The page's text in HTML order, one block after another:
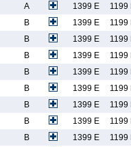
A 1399 E 1199
B 1399 E 1199
B 1399 E 1199
B 1399 E 1199
B 1399 E 1199
B 1399 E 1199
B 1399 E 1199
B 1399 E 1199
B 1399 E 1199